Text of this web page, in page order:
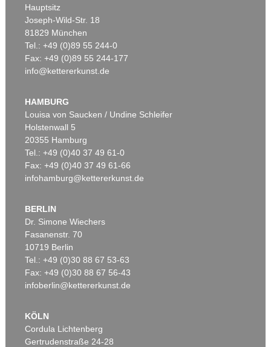
Auktion 328 - Lot 283
Ergebnis:€ 2.640
Auktion 599 - Lot 265
CHRISTOPH WEIGEL
Historiae celebriores veteris testamenti. 1712. 2. Ausg.
Ergebnis:€ 989
Hauptsitz
Joseph-Wild-Str. 18
81829 München
Tel.: +49 (0)89 55 244-0
Fax: +49 (0)89 55 244-177
info@kettererkunst.de
HAMBURG
Louisa von Saucken / Undine Schleifer
Holstenwall 5
20355 Hamburg
Tel.: +49 (0)40 37 49 61-0
Fax: +49 (0)40 37 49 61-66
infohamburg@kettererkunst.de
BERLIN
Dr. Simone Wiechers
Fasanenstr. 70
10719 Berlin
Tel.: +49 (0)30 88 67 53-63
Fax: +49 (0)30 88 67 56-43
infoberlin@kettererkunst.de
KÖLN
Cordula Lichtenberg
Gertrudenstraße 24-28